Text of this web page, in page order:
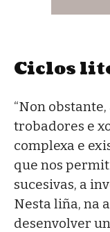
Ciclos
“Non
trobadores e
complexa e
que nos
sucesivas, a
Nesta liña, na
desenvolver